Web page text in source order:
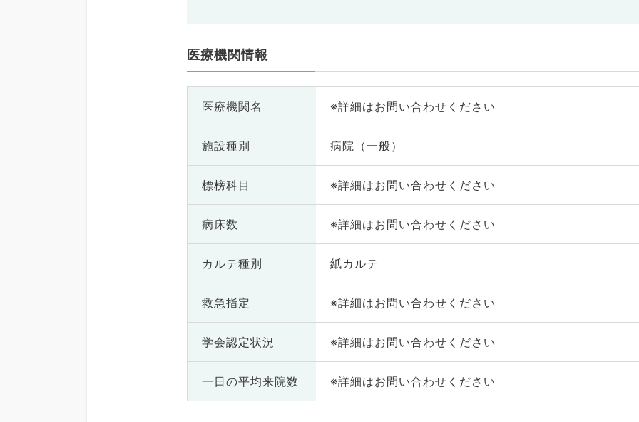
医療機関情報
医療機関名 ※詳細はお問い合わせください
施設種別 病院（一般）
標榜科目 ※詳細はお問い合わせください
病床数 ※詳細はお問い合わせください
カルテ種別 紙カルテ
救急指定 ※詳細はお問い合わせください
学会認定状況 ※詳細はお問い合わせください
一日の平均来院数 ※詳細はお問い合わせください